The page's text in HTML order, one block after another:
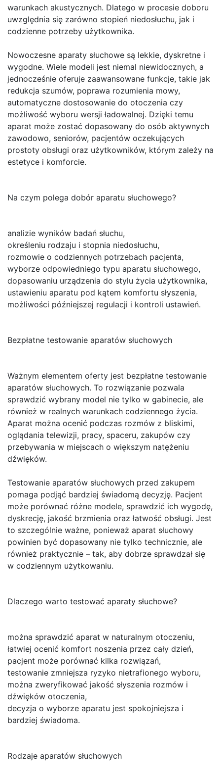
warunkach akustycznych. Dlatego w procesie doboru
uwzględnia się zarówno stopień niedosłuchu, jak i
codzienne potrzeby użytkownika.
Nowoczesne aparaty słuchowe są lekkie, dyskretne i
wygodne. Wiele modeli jest niemal niewidocznych, a
jednocześnie oferuje zaawansowane funkcje, takie jak
redukcja szumów, poprawa rozumienia mowy,
automatyczne dostosowanie do otoczenia czy
możliwość wyboru wersji ładowalnej. Dzięki temu
aparat może zostać dopasowany do osób aktywnych
zawodowo, seniorów, pacjentów oczekujących
prostoty obsługi oraz użytkowników, którym zależy na
estetyce i komforcie.
Na czym polega dobór aparatu słuchowego?
analizie wyników badań słuchu,
określeniu rodzaju i stopnia niedosłuchu,
rozmowie o codziennych potrzebach pacjenta,
wyborze odpowiedniego typu aparatu słuchowego,
dopasowaniu urządzenia do stylu życia użytkownika,
ustawieniu aparatu pod kątem komfortu słyszenia,
możliwości późniejszej regulacji i kontroli ustawień.
Bezpłatne testowanie aparatów słuchowych
Ważnym elementem oferty jest bezpłatne testowanie
aparatów słuchowych. To rozwiązanie pozwala
sprawdzić wybrany model nie tylko w gabinecie, ale
również w realnych warunkach codziennego życia.
Aparat można ocenić podczas rozmów z bliskimi,
oglądania telewizji, pracy, spaceru, zakupów czy
przebywania w miejscach o większym natężeniu
dźwięków.
Testowanie aparatów słuchowych przed zakupem
pomaga podjąć bardziej świadomą decyzję. Pacjent
może porównać różne modele, sprawdzić ich wygodę,
dyskrecję, jakość brzmienia oraz łatwość obsługi. Jest
to szczególnie ważne, ponieważ aparat słuchowy
powinien być dopasowany nie tylko technicznie, ale
również praktycznie – tak, aby dobrze sprawdzał się
w codziennym użytkowaniu.
Dlaczego warto testować aparaty słuchowe?
można sprawdzić aparat w naturalnym otoczeniu,
łatwiej ocenić komfort noszenia przez cały dzień,
pacjent może porównać kilka rozwiązań,
testowanie zmniejsza ryzyko nietrafionego wyboru,
można zweryfikować jakość słyszenia rozmów i
dźwięków otoczenia,
decyzja o wyborze aparatu jest spokojniejsza i
bardziej świadoma.
Rodzaje aparatów słuchowych